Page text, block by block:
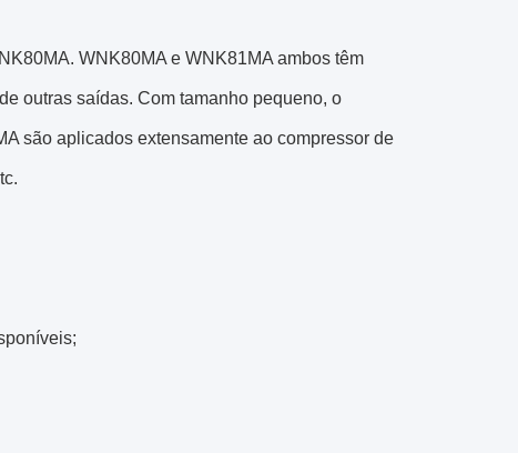
WNK80MA e WNK81MA ambos têm
outras saídas. Com tamanho pequeno, o
são aplicados extensamente ao compressor de